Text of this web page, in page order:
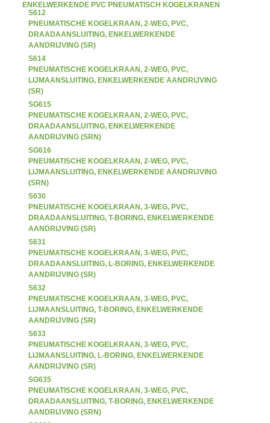
ENKELWERKENDE PVC PNEUMATISCH KOGELKRANEN
S612
PNEUMATISCHE KOGELKRAAN, 2-WEG, PVC,
DRAADAANSLUITING, ENKELWERKENDE
AANDRIJVING (SR)
S614
PNEUMATISCHE KOGELKRAAN, 2-WEG, PVC,
LIJMAANSLUITING, ENKELWERKENDE AANDRIJVING
(SR)
SG615
PNEUMATISCHE KOGELKRAAN, 2-WEG, PVC,
DRAADAANSLUITING, ENKELWERKENDE
AANDRIJVING (SRN)
SG616
PNEUMATISCHE KOGELKRAAN, 2-WEG, PVC,
LIJMAANSLUITING, ENKELWERKENDE AANDRIJVING
(SRN)
S630
PNEUMATISCHE KOGELKRAAN, 3-WEG, PVC,
DRAADAANSLUITING, T-BORING, ENKELWERKENDE
AANDRIJVING (SR)
S631
PNEUMATISCHE KOGELKRAAN, 3-WEG, PVC,
DRAADAANSLUITING, L-BORING, ENKELWERKENDE
AANDRIJVING (SR)
S632
PNEUMATISCHE KOGELKRAAN, 3-WEG, PVC,
LIJMAANSLUITING, T-BORING, ENKELWERKENDE
AANDRIJVING (SR)
S633
PNEUMATISCHE KOGELKRAAN, 3-WEG, PVC,
LIJMAANSLUITING, L-BORING, ENKELWERKENDE
AANDRIJVING (SR)
SG635
PNEUMATISCHE KOGELKRAAN, 3-WEG, PVC,
DRAADAANSLUITING, T-BORING, ENKELWERKENDE
AANDRIJVING (SRN)